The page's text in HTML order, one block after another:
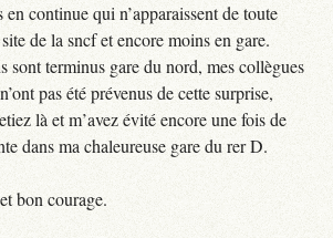
continue qui n’apparaissent de toute
de la sncf et encore moins en gare.
sont terminus gare du nord, mes collègues
pas été prévenus de cette surprise,
là et m’avez évité encore une fois de
dans ma chaleureuse gare du rer D.
bon courage.